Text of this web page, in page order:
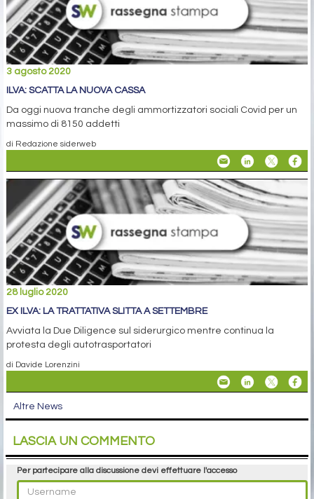
3 agosto 2020
ILVA: SCATTA LA NUOVA CASSA
Da oggi nuova tranche degli ammortizzatori sociali Covid per un
massimo di 8150 addetti
di Redazione siderweb
28 luglio 2020
EX ILVA: LA TRATTATIVA SLITTA A SETTEMBRE
Avviata la Due Diligence sul siderurgico mentre continua la
protesta degli autotrasportatori
di Davide Lorenzini
Altre News
LASCIA UN COMMENTO
Per partecipare alla discussione devi effettuare l'accesso